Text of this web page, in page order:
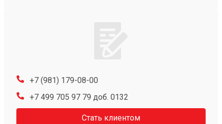
+7 (981) 179-08-00
+7 499 705 97 79 доб. 0132
Стать клиентом